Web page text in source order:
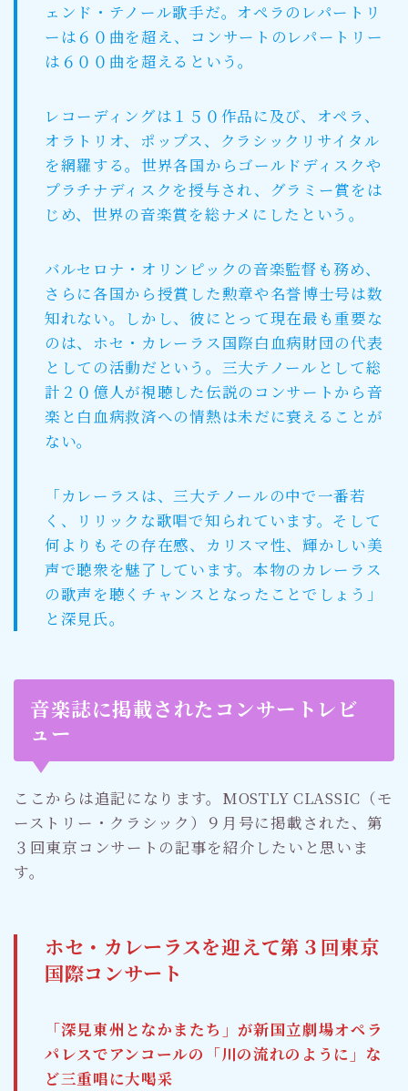
ェンド・テノール歌手だ。オペラのレパートリ
ーは６０曲を超え、コンサートのレパートリー
は６００曲を超えるという。
レコーディングは１５０作品に及び、オペラ、
オラトリオ、ポップス、クラシックリサイタル
を網羅する。世界各国からゴールドディスクや
プラチナディスクを授与され、グラミー賞をは
じめ、世界の音楽賞を総ナメにしたという。
バルセロナ・オリンピックの音楽監督も務め、
さらに各国から授賞した勲章や名誉博士号は数
知れない。しかし、彼にとって現在最も重要な
のは、ホセ・カレーラス国際白血病財団の代表
としての活動だという。三大テノールとして総
計２０億人が視聴した伝説のコンサートから音
楽と白血病救済への情熱は未だに衰えることが
ない。
「カレーラスは、三大テノールの中で一番若
く、リリックな歌唱で知られています。そして
何よりもその存在感、カリスマ性、輝かしい美
声で聴衆を魅了しています。本物のカレーラス
の歌声を聴くチャンスとなったことでしょう」
と深見氏。
音楽誌に掲載されたコンサートレビ
ュー
ここからは追記になります。MOSTLY CLASSIC（モ
ーストリー・クラシック）９月号に掲載された、第
３回東京コンサートの記事を紹介したいと思いま
す。
ホセ・カレーラスを迎えて第３回東京
国際コンサート
「深見東州となかまたち」が新国立劇場オペラ
パレスでアンコールの「川の流れのように」な
ど三重唱に大喝采